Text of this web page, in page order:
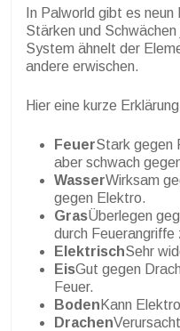
In Palworld gibt es
Stärken und
System ähnelt der
andere erwischen.
Hier eine kurze
FeuerStark gegen
aber schwach
WasserWirksam
gegen Elektro.
GrasÜberlegen
durch Feuerangriffe
ElektrischSehr
EisGut gegen
Feuer.
Boden Kann
Drachen